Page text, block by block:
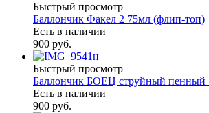
Быстрый просмотр
Баллончик Факел 2 75мл (флип-топ)
Есть в наличии
900 руб.
Быстрый просмотр
Баллончик БОЕЦ струйный пенный
Есть в наличии
900 руб.